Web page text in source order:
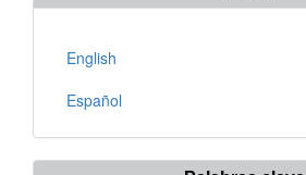
English
Español